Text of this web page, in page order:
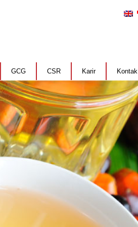
GCG CSR Karir Kontak